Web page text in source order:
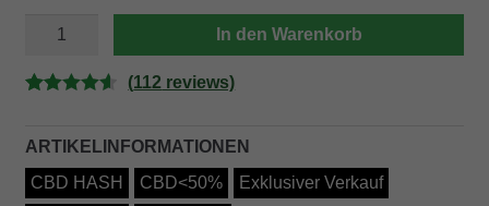
Menge
In den Warenkorb
mit4.63
basierend
(112 reviews)
ARTIKELINFORMATIONEN
CBD HASH
CBD<50%
Exklusiver Verkauf